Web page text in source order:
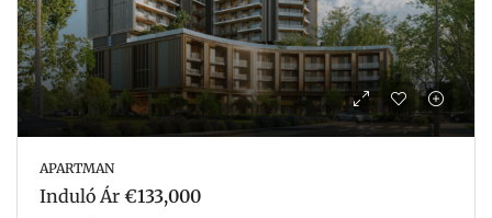
APARTMAN
Induló Ár €133,000